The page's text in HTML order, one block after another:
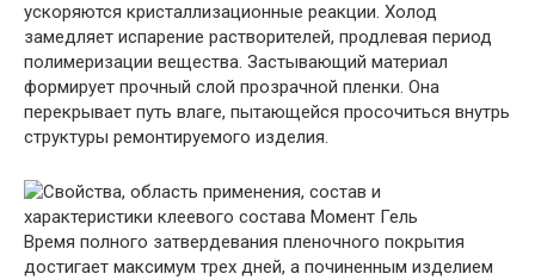
ускоряются кристаллизационные реакции. Холод
замедляет испарение растворителей, продлевая период
полимеризации вещества. Застывающий материал
формирует прочный слой прозрачной пленки. Она
перекрывает путь влаге, пытающейся просочиться внутрь
структуры ремонтируемого изделия.
Время полного затвердевания пленочного покрытия
достигает максимум трех дней, а починенным изделием